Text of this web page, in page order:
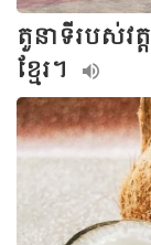
តួនាទីរបស់វត្
ខ្មែរ។